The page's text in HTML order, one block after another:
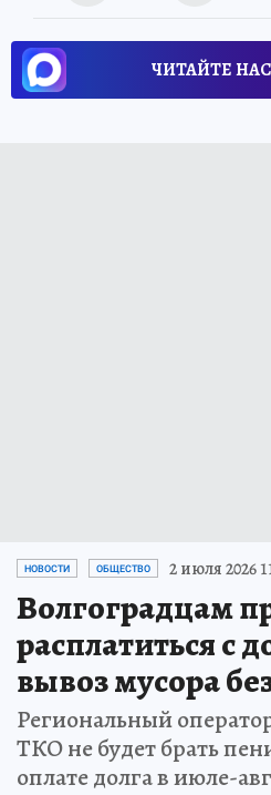
ЧИТАЙТЕ
НОВОСТИ ОБЩЕСТВО 2 июля 2026
Волгоградцам
расплатиться с
вывоз мусора
Региональный
ТКО не будет брать
оплате долга в июле-